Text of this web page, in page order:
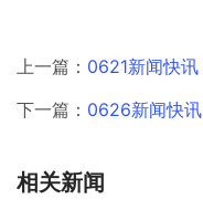
上一篇： 0621新闻快讯
下一篇： 0626新闻快讯
相关新闻